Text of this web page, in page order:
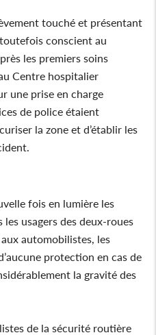
touché et présentant
conscient au
les premiers soins
Centre hospitalier
une prise en charge
de police étaient
la zone et d’établir les
fois en lumière les
usagers des deux-roues
automobilistes, les
protection en cas de
la gravité des
de la sécurité routière